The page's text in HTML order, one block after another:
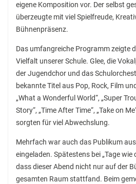
Lernstand 8
Individuelle Förderung
Hausaufgabenbetreuung
Nachmittag
Sprachen- und Leseförderung
Musische Förderung
DFB-Talentförderung
Studieren ab 15
Stipendien für Schüler und
Studien- und Berufsberatung
eigene Komposition vor. Der selbst
überzeugte mit viel Spielfreude,
Bühnenpräsenz.
Das umfangreiche Programm zeigte
Vielfalt unserer Schule. Glee, die
der Jugendchor und das
bekannte Titel aus Pop, Rock, Film
„What a Wonderful World“, „Super
Story“, „Time After Time“, „Take on
sorgten für viel Abwechslung.
Mehrfach war auch das Publikum
eingeladen. Spätestens bei „Tage wie
dass dieser Abend nicht nur auf der
gesamten Raum stattfand. Beim